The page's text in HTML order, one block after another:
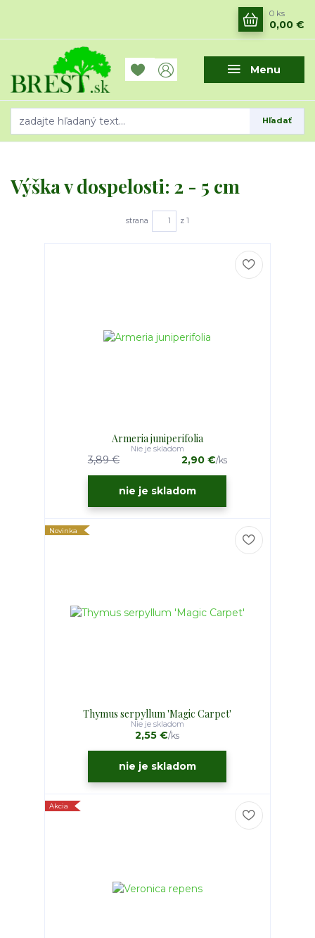
Menu
Hľadať
0 ks
0,00 €
Výška v dospelosti: 2 - 5 cm
strana z 1
Armeria juniperifolia
3,89 € 2,90 €/ks
Nie je skladom
nie je skladom
Novinka
Thymus serpyllum 'Magic Carpet'
2,55 €/ks
Nie je skladom
nie je skladom
Akcia